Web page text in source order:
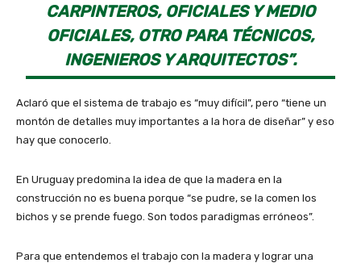
CARPINTEROS, OFICIALES Y MEDIO
OFICIALES, OTRO PARA TÉCNICOS,
INGENIEROS Y ARQUITECTOS”.
Aclaró que el sistema de trabajo es “muy difícil”, pero “tiene un
montón de detalles muy importantes a la hora de diseñar” y eso
hay que conocerlo.
En Uruguay predomina la idea de que la madera en la
construcción no es buena porque “se pudre, se la comen los
bichos y se prende fuego. Son todos paradigmas erróneos”.
Para que entendemos el trabajo con la madera y lograr una